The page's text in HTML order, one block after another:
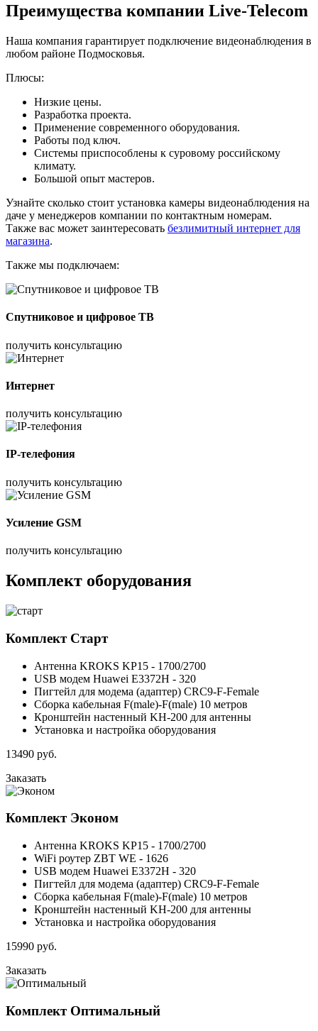
Преимущества компании Live-Telecom
Наша компания гарантирует подключение видеонаблюдения в
любом районе Подмосковья.
Плюсы:
Низкие цены.
Разработка проекта.
Применение современного оборудования.
Работы под ключ.
Системы приспособлены к суровому российскому
климату.
Большой опыт мастеров.
Узнайте сколько стоит установка камеры видеонаблюдения на
даче у менеджеров компании по контактным номерам.
Также вас может заинтересовать безлимитный интернет для
магазина.
Также мы подключаем:
Спутниковое и цифровое ТВ
получить консультацию
Интернет
получить консультацию
IP-телефония
получить консультацию
Усиление GSM
получить консультацию
Комплект оборудования
Комплект Старт
Антенна KROKS KP15 - 1700/2700
USB модем Huawei E3372H - 320
Пигтейл для модема (адаптер) CRC9-F-Female
Сборка кабельная F(male)-F(male) 10 метров
Кронштейн настенный KH-200 для антенны
Установка и настройка оборудования
13490 руб.
Заказать
Комплект Эконом
Антенна KROKS KP15 - 1700/2700
WiFi роутер ZBT WE - 1626
USB модем Huawei E3372H - 320
Пигтейл для модема (адаптер) CRC9-F-Female
Сборка кабельная F(male)-F(male) 10 метров
Кронштейн настенный KH-200 для антенны
Установка и настройка оборудования
15990 руб.
Заказать
Комплект Оптимальный